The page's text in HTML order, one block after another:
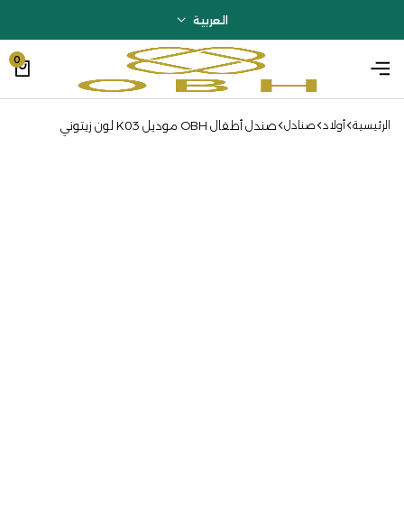
العربية
0
الرئيسية أولاد صنادل صندل أطفال OBH موديل K03 لون زيتوني